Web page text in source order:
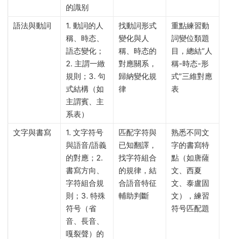
的識别
語法與動詞
1. 動詞的人
稱、時态、
語态變化；
2. 主謂一緻
規則；3. 句
式結構（如
主謂賓、主
系表）
找動詞形式
變化與人
稱、時态的
對應關系，
歸納變化規
律
重點練習動
詞變位類題
目，總結“人
稱-時态-形
式”三維對應
表
文字與書寫
1. 文字符号
與語音/語義
的對應；2.
書寫方向、
字符組合規
則；3. 特殊
符号（省
音、長音、
嘎裂聲）的
匹配字符與
已知翻譯，
找字符組合
的規律，結
合語音特征
輔助判斷
熟悉不同文
字的書寫特
點（如唐薩
文、西夏
文、泰盧固
文），練習
符号匹配題